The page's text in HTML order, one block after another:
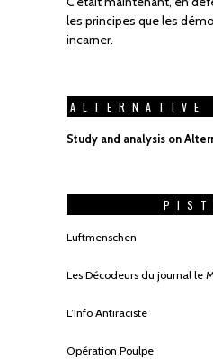
les principes que les
incarner.
ALTERNATIVE
Study and analysis on
Luftmenschen
Les Décodeurs du journal le
L’Info Antiraciste
Opération Poulpe